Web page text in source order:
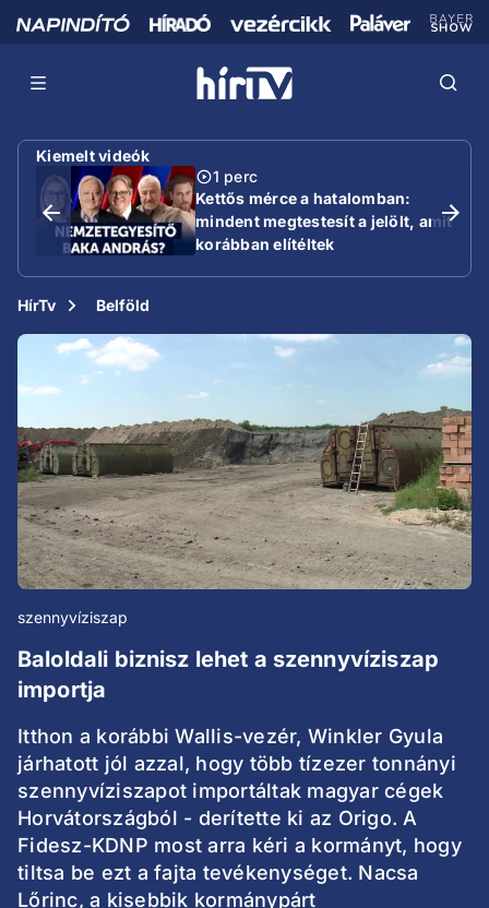
Kiemelt videók
1 perc
Kettős mérce a hatalomban:
mindent megtestesít a jelölt, amit
korábban elítéltek
HírTv Belföld
szennyvíziszap
Baloldali biznisz lehet a szennyvíziszap
importja
Itthon a korábbi Wallis-vezér, Winkler Gyula
járhatott jól azzal, hogy több tízezer tonnányi
szennyvíziszapot importáltak magyar cégek
Horvátországból - derítette ki az Origo. A
Fidesz-KDNP most arra kéri a kormányt, hogy
tiltsa be ezt a fajta tevékenységet. Nacsa
Lőrinc, a kisebbik kormánypárt